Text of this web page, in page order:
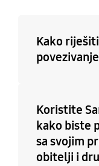
Kako
Koristite
kako biste
sa svojim
obitelji i